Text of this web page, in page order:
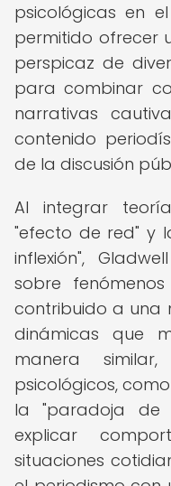
psicológicas en
permitido ofrecer
perspicaz de
para combinar
narrativas
contenido
de la discusión
Al integrar
"efecto de red" y
inflexión",
sobre
contribuido a una
dinámicas que
manera
psicológicos,
la "paradoja de
explicar
situaciones